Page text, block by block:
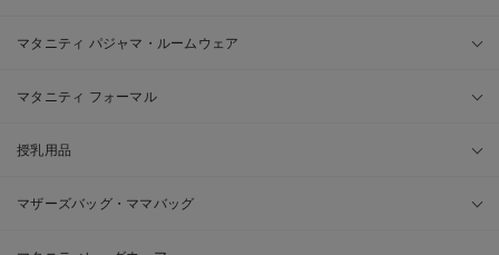
マタニティ パジャマ・ルームウェア
マタニティ フォーマル
授乳用品
マザーズバッグ・ママバッグ